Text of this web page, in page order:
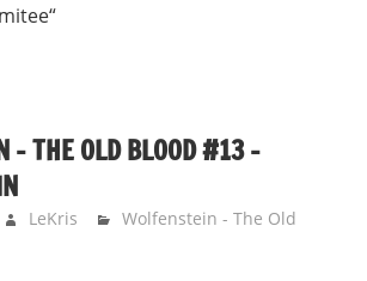
– THE OLD BLOOD #13 –
LeKris
Wolfenstein - The Old